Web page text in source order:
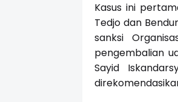
Kasus ini
Tedjo dan
sanksi
pengembalian
Sayid